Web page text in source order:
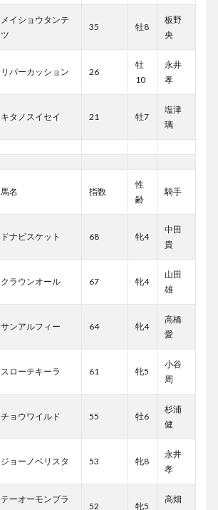
メイショウタンテ
ツ
35 牡8
板野
央
リパーカッション 26
牡
10
永井
孝
キタノスイセイ 21 牡7
塩津
璃
馬名 指数
性
齢
騎手
ドナビスケット 68 牝4
中田
貴
クラウンオール 67 牝4
山田
雄
サンアルフィー 64 牝4
高橋
愛
スローテキーラ 61 牝5
小谷
周
チョウワイルド 55 牡6
杉浦
健
ジョーノベリスタ 53 牝8
永井
孝
テーオーモンブラ
52 牝5
高畑